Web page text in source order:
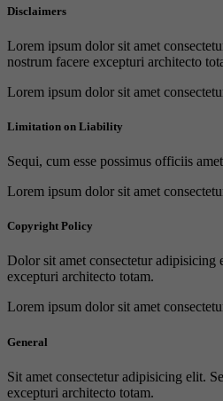
Disclaimers
Lorem ipsum dolor sit amet
nostrum facere excepturi architecto
Lorem ipsum dolor sit amet
Limitation on Liability
Sequi, cum esse possimus officiis
Lorem ipsum dolor sit amet
Copyright Policy
Dolor sit amet consectetur adipisicing
excepturi architecto totam.
Lorem ipsum dolor sit amet
General
Sit amet consectetur adipisicing elit.
excepturi architecto totam.